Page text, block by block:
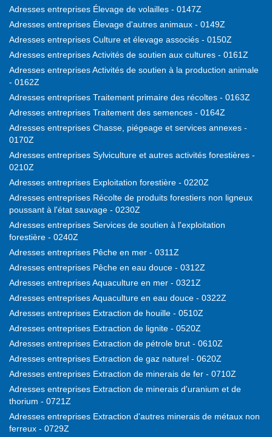
Adresses entreprises Élevage de volailles - 0147Z
Adresses entreprises Élevage d'autres animaux - 0149Z
Adresses entreprises Culture et élevage associés - 0150Z
Adresses entreprises Activités de soutien aux cultures - 0161Z
Adresses entreprises Activités de soutien à la production animale
- 0162Z
Adresses entreprises Traitement primaire des récoltes - 0163Z
Adresses entreprises Traitement des semences - 0164Z
Adresses entreprises Chasse, piégeage et services annexes -
0170Z
Adresses entreprises Sylviculture et autres activités forestières -
0210Z
Adresses entreprises Exploitation forestière - 0220Z
Adresses entreprises Récolte de produits forestiers non ligneux
poussant à l'état sauvage - 0230Z
Adresses entreprises Services de soutien à l'exploitation
forestière - 0240Z
Adresses entreprises Pêche en mer - 0311Z
Adresses entreprises Pêche en eau douce - 0312Z
Adresses entreprises Aquaculture en mer - 0321Z
Adresses entreprises Aquaculture en eau douce - 0322Z
Adresses entreprises Extraction de houille - 0510Z
Adresses entreprises Extraction de lignite - 0520Z
Adresses entreprises Extraction de pétrole brut - 0610Z
Adresses entreprises Extraction de gaz naturel - 0620Z
Adresses entreprises Extraction de minerais de fer - 0710Z
Adresses entreprises Extraction de minerais d'uranium et de
thorium - 0721Z
Adresses entreprises Extraction d'autres minerais de métaux non
ferreux - 0729Z